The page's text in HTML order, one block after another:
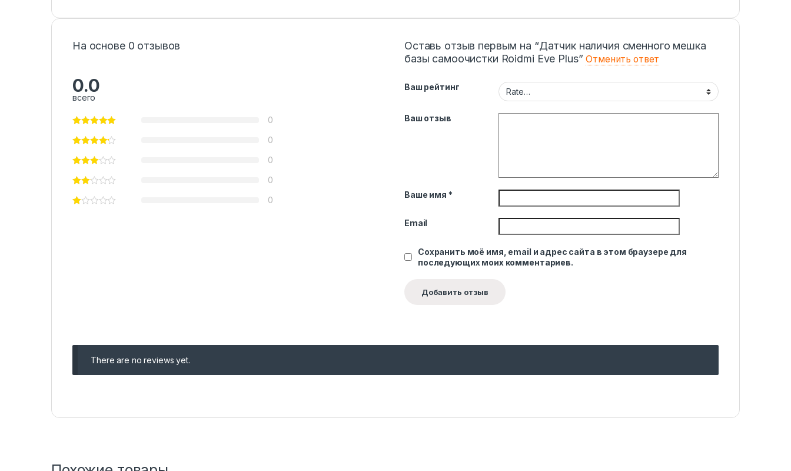
На основе 0 отзывов
0.0
всего
0
0
0
0
0
Оставь отзыв первым на “Датчик наличия сменного мешка
базы самоочистки Roidmi Eve Plus”Отменить ответ
Ваш рейтинг
Ваш отзыв
Ваше имя *
Email
Сохранить моё имя, email и адрес сайта в этом браузере для
последующих моих комментариев.
There are no reviews yet.